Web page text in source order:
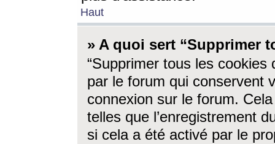
Haut
» A quoi sert “Supprimer
“Supprimer tous les cookies
par le forum qui conservent
connexion sur le forum.
telles que l’enregistrement
si cela a été activé par le